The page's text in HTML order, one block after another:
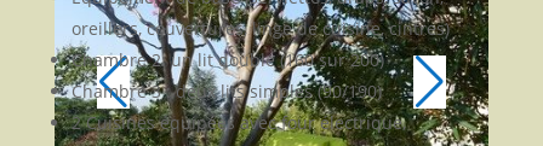
oreillers, couvertures, linge de cuisine, cintres)
Chambre 2: un lit double (160 sur 200)
Chambre 3 : deux lits simples (90/190)
2 Cuisines équipées avec four électrique,